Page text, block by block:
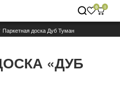
0 0
Паркетная доска Дуб Туман
«ДУБ